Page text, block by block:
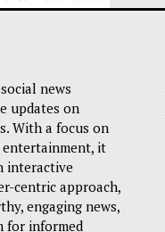
news
updates on
With a focus on
entertainment, it
interactive
centric approach,
engaging news,
for informed